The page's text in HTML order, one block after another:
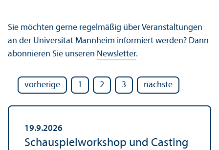
Sie möchten gerne regelmäßig über Veranstaltungen
an der Universität Mannheim informiert werden? Dann
abonnieren Sie unseren Newsletter.
vorherige 1 2 3 nächste
19.9.2026
Schauspielworkshop und Casting